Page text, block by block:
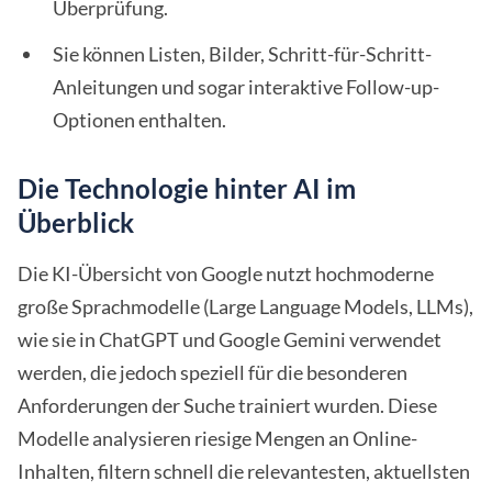
Überprüfung.
Sie können Listen, Bilder, Schritt-für-Schritt-
Anleitungen und sogar interaktive Follow-up-
Optionen enthalten.
Die Technologie hinter AI im
Überblick
Die KI-Übersicht von Google nutzt hochmoderne
große Sprachmodelle (Large Language Models, LLMs),
wie sie in ChatGPT und Google Gemini verwendet
werden, die jedoch speziell für die besonderen
Anforderungen der Suche trainiert wurden. Diese
Modelle analysieren riesige Mengen an Online-
Inhalten, filtern schnell die relevantesten, aktuellsten